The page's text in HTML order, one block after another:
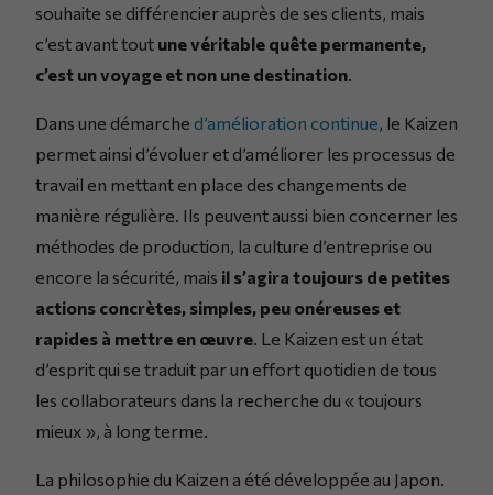
souhaite se différencier auprès de ses clients, mais
c’est avant tout une véritable quête permanente,
c’est un voyage et non une destination.
Dans une démarche d’amélioration continue, le Kaizen
permet ainsi d’évoluer et d’améliorer les processus de
travail en mettant en place des changements de
manière régulière. Ils peuvent aussi bien concerner les
méthodes de production, la culture d’entreprise ou
encore la sécurité, mais il s’agira toujours de petites
actions concrètes, simples, peu onéreuses et
rapides à mettre en œuvre. Le Kaizen est un état
d’esprit qui se traduit par un effort quotidien de tous
les collaborateurs dans la recherche du « toujours
mieux », à long terme.
La philosophie du Kaizen a été développée au Japon.